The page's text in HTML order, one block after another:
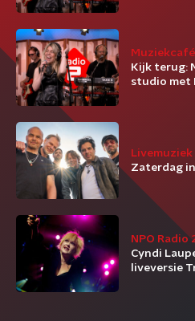
Muziekcafé
Kijk terug:
studio met
Livemuziek
Zaterdag
NPO Radio
Cyndi
liveversie